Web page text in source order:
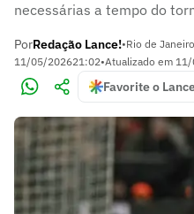
necessárias a tempo do
PorRedação Lance!•Rio de
11/05/202621:02•Atualizado em
Favorite o